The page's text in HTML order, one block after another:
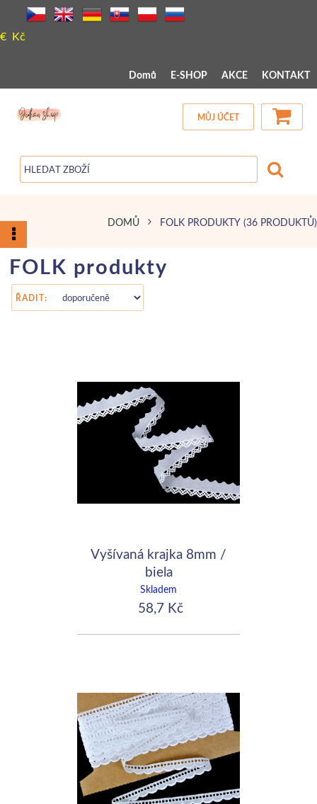
€ Kč
Domů E-SHOP AKCE KONTAKT
MŮJ ÚČET
DOMŮ FOLK PRODUKTY (36 PRODUKTŮ)
FOLK produkty
ŘADIT:
Vyšívaná krajka 8mm /
biela
Skladem
58,7 Kč